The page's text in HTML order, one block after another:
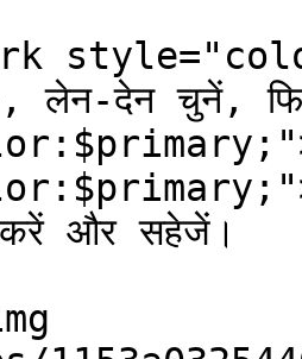
लेन-देन चुनें,
करें और सहेजें।